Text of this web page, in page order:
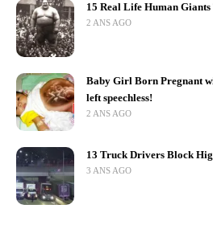
15 Real Life Human
2 ANS AGO
Baby Girl Born Pregnant
left speechless!
2 ANS AGO
13 Truck Drivers Block
3 ANS AGO